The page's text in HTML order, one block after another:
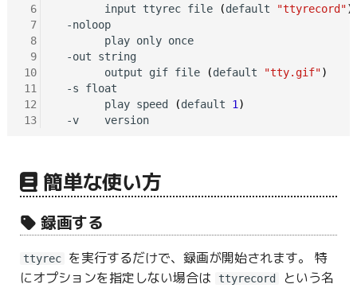
6
7
8
9
10
11
12
13
        input ttyrec file
(default "ttyrecord")
  -noloop
        play only once
  -out string
        output gif file
(default "tty.gif")
  -s float
        play speed
(default 1 )
  -v    version
簡単な使い方
録画する
ttyrec
を実行するだけで、録画が開始されます。 特
にオプションを指定しない場合は
ttyrecord
という名